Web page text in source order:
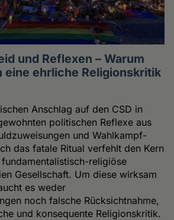
und Reflexen – Warum
eine ehrliche Religionskritik
Anschlag auf den CSD in
politischen Reflexe aus
und Wahlkampf-
das fatale Ritual verfehlt den Kern
religiöse
Gesellschaft. Um diese wirksam
es weder
noch falsche Rücksichtnahme,
und konsequente Religionskritik.